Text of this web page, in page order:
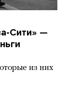
Сити» —
из них